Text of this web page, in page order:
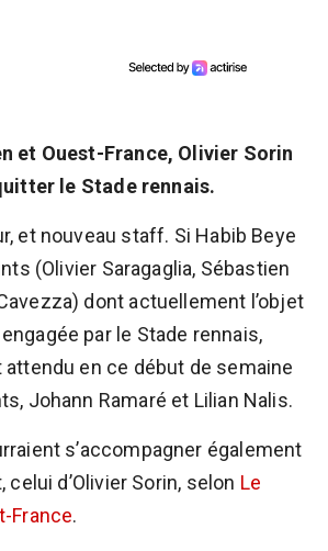
et Ouest-France, Olivier Sorin
le Stade rennais.
et nouveau staff. Si Habib Beye
(Olivier Saragaglia, Sébastien
dont actuellement l’objet
par le Stade rennais,
attendu en ce début de semaine
Johann Ramaré et Lilian Nalis.
s’accompagner également
celui d’Olivier Sorin, selon Le
France.